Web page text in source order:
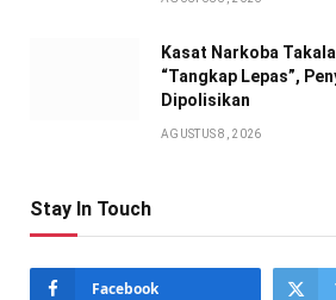
Kasat Narkoba
“Tangkap Lepas”,
Dipolisikan
AGUSTUS 8, 2026
Stay In Touch
Facebook